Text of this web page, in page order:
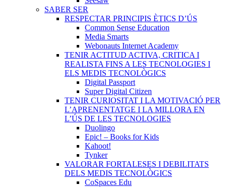
SABER SER
RESPECTAR PRINCIPIS ÈTICS D’ÚS
Common Sense Education
Media Smarts
Webonauts Internet Academy
TENIR ACTITUD ACTIVA, CRITICA I
REALISTA FINS A LES TECNOLOGIES I
ELS MEDIS TECNOLÒGICS
Digital Passport
Super Digital Citizen
TENIR CURIOSITAT I LA MOTIVACIÓ PER
L’APRENENTATGE I LA MILLORA EN
L’ÚS DE LES TECNOLOGIES
Duolingo
Epic! – Books for Kids
Kahoot!
Tynker
VALORAR FORTALESES I DEBILITATS
DELS MEDIS TECNOLÒGICS
CoSpaces Edu